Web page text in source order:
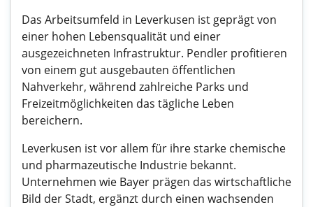
Das Arbeitsumfeld in Leverkusen ist geprägt von
einer hohen Lebensqualität und einer
ausgezeichneten Infrastruktur. Pendler profitieren
von einem gut ausgebauten öffentlichen
Nahverkehr, während zahlreiche Parks und
Freizeitmöglichkeiten das tägliche Leben
bereichern.
Leverkusen ist vor allem für ihre starke chemische
und pharmazeutische Industrie bekannt.
Unternehmen wie Bayer prägen das wirtschaftliche
Bild der Stadt, ergänzt durch einen wachsenden